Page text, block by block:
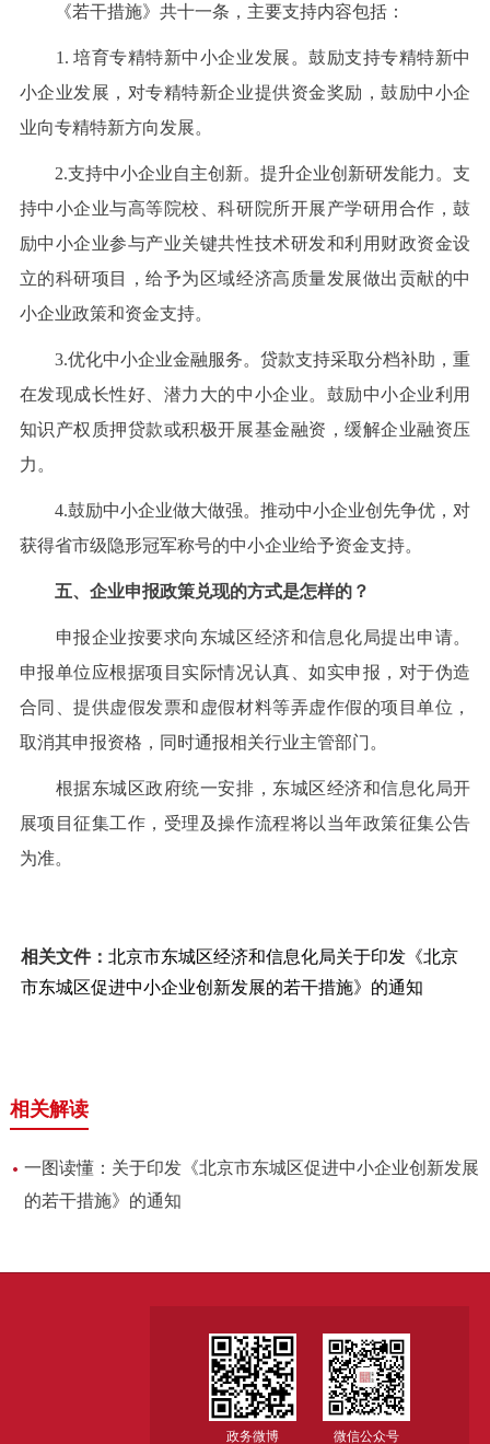
《若干措施》共十一条，主要支持内容包括：
1. 培育专精特新中小企业发展。鼓励支持专精特新中
小企业发展，对专精特新企业提供资金奖励，鼓励中小企
业向专精特新方向发展。
2.支持中小企业自主创新。提升企业创新研发能力。支
持中小企业与高等院校、科研院所开展产学研用合作，鼓
励中小企业参与产业关键共性技术研发和利用财政资金设
立的科研项目，给予为区域经济高质量发展做出贡献的中
小企业政策和资金支持。
3.优化中小企业金融服务。贷款支持采取分档补助，重
在发现成长性好、潜力大的中小企业。鼓励中小企业利用
知识产权质押贷款或积极开展基金融资，缓解企业融资压
力。
4.鼓励中小企业做大做强。推动中小企业创先争优，对
获得省市级隐形冠军称号的中小企业给予资金支持。
五、企业申报政策兑现的方式是怎样的？
申报企业按要求向东城区经济和信息化局提出申请。
申报单位应根据项目实际情况认真、如实申报，对于伪造
合同、提供虚假发票和虚假材料等弄虚作假的项目单位，
取消其申报资格，同时通报相关行业主管部门。
根据东城区政府统一安排，东城区经济和信息化局开
展项目征集工作，受理及操作流程将以当年政策征集公告
为准。
相关文件： 北京市东城区经济和信息化局关于印发《北京
市东城区促进中小企业创新发展的若干措施》的通知
相关解读
一图读懂：关于印发《北京市东城区促进中小企业创新发展
的若干措施》的通知
政务微博 微信公众号